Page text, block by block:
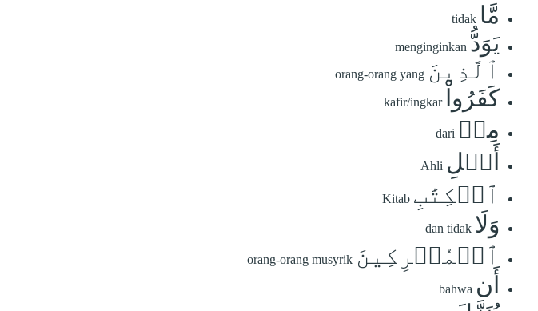
مَّا tidak
يَوَدُّ menginginkan
ٱلَّذِينَ orang-orang yang
كَفَرُواْ kafir/ingkar
مِنۡ dari
أَهۡلِ Ahli
ٱلۡكِتَٰبِ Kitab
وَلَا dan tidak
ٱلۡمُشۡرِكِينَ orang-orang musyrik
أَن bahwa